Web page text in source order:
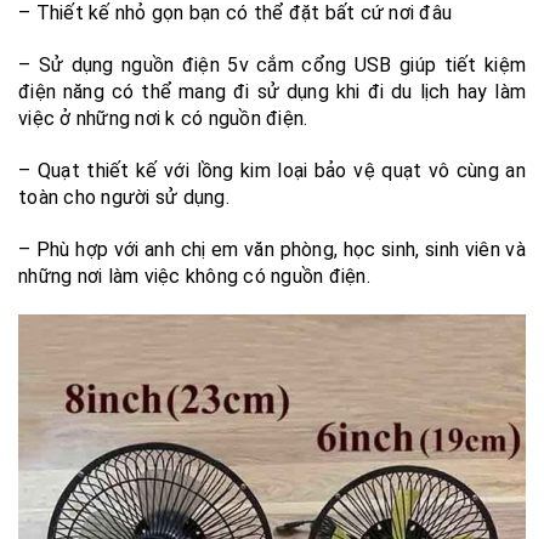
– Thiết kế nhỏ gọn bạn có thể đặt bất cứ nơi đâu
– Sử dụng nguồn điện 5v cắm cổng USB giúp tiết kiệm
điện năng có thể mang đi sử dụng khi đi du lịch hay làm
việc ở những nơi k có nguồn điện.
– Quạt thiết kế với lồng kim loại bảo vệ quạt vô cùng an
toàn cho người sử dụng.
– Phù hợp với anh chị em văn phòng, học sinh, sinh viên và
những nơi làm việc không có nguồn điện.